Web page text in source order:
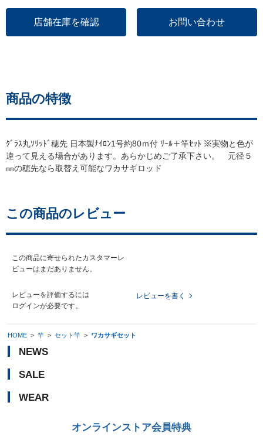
店舗在庫を確認 お問い合わせ
商品の特徴
ｸﾞﾗｽ丸ｿﾘｯﾄﾞ穂先 日本製ﾅｲﾛﾝ1号約80ｍ付 ﾘｰﾙ＋竿ｾｯﾄ ※実物と色が
違って見える場合があります。あらかじめご了承下さい。 元径５
㎜の穂先なら取替え可能なワカサギロッド
この商品のレビュー
この商品に寄せられたカスタマーレ
ビューはまだありません。
レビューを評価するには
ログインが必要です。
レビューを書く
HOME > 竿 > セット竿 > ワカサギセット
NEWS
SALE
WEAR
オンラインストア会員特典